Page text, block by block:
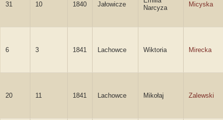
31 10 1840 Jałowicze
Narcyza
Micyska
6 3 1841 Lachowce Wiktoria Mirecka
20 11 1841 Lachowce Mikołaj Zalewski